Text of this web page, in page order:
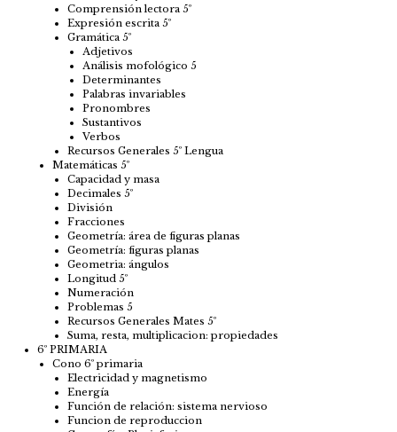
Comprensión lectora 5º
Expresión escrita 5º
Gramática 5º
Adjetivos
Análisis mofológico 5
Determinantes
Palabras invariables
Pronombres
Sustantivos
Verbos
Recursos Generales 5º Lengua
Matemáticas 5º
Capacidad y masa
Decimales 5º
División
Fracciones
Geometría: área de figuras planas
Geometría: figuras planas
Geometria: ángulos
Longitud 5º
Numeración
Problemas 5
Recursos Generales Mates 5º
Suma, resta, multiplicacion: propiedades
6º PRIMARIA
Cono 6º primaria
Electricidad y magnetismo
Energía
Función de relación: sistema nervioso
Funcion de reproduccion